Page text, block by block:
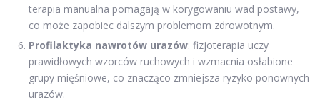
terapia manualna pomagają w korygowaniu wad postawy,
co może zapobiec dalszym problemom zdrowotnym.
Profilaktyka nawrotów urazów: fizjoterapia uczy
prawidłowych wzorców ruchowych i wzmacnia osłabione
grupy mięśniowe, co znacząco zmniejsza ryzyko ponownych
urazów.